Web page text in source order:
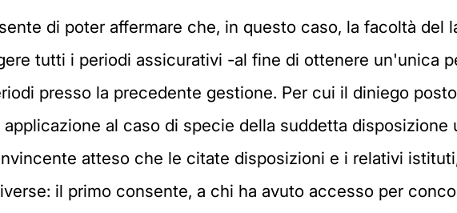
di poter affermare che, in questo caso, la facoltà del
tutti i periodi assicurativi -al fine di ottenere un'unica
presso la precedente gestione. Per cui il diniego posto
al caso di specie della suddetta disposizione
atteso che le citate disposizioni e i relativi
il primo consente, a chi ha avuto accesso per